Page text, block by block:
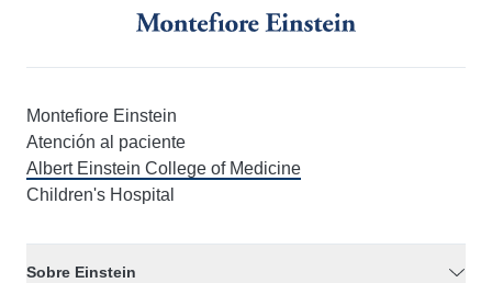
Montefiore Einstein
Atención al paciente
Albert Einstein College of Medicine
Children's Hospital
Sobre Einstein